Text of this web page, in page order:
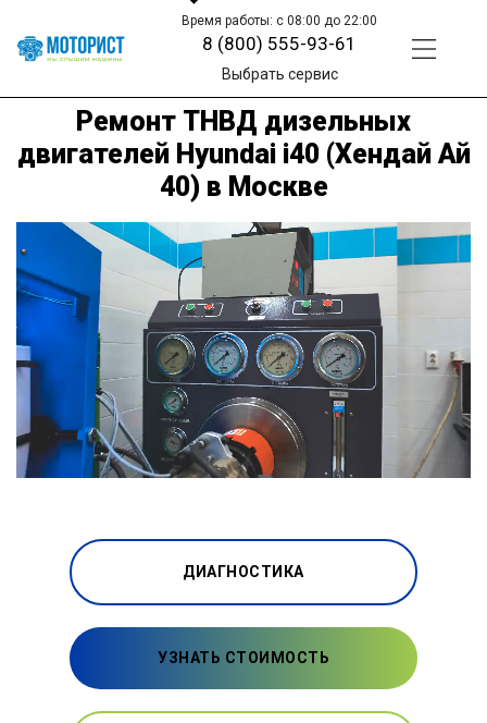
Время работы: с 08:00 до 22:00
8 (800) 555-93-61
Выбрать сервис
Ремонт ТНВД дизельных
двигателей Hyundai i40 (Хендай Ай
40) в Москве
ДИАГНОСТИКА
УЗНАТЬ СТОИМОСТЬ